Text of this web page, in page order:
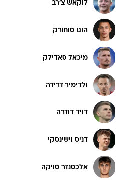
קישור
תומאש סוצ'ק
לוקאש פרובוד
פאבל שולץ
לוקאש צ'רב
הוגו סוחורק
מיכאל סאדילק